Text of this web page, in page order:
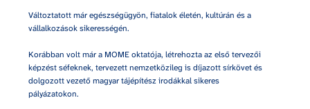
Változtatott már egészségügyön, fiatalok életén, kultúrán és a
vállalkozások sikerességén.
Korábban volt már a MOME oktatója, létrehozta az első tervezői
képzést séfeknek, tervezett nemzetközileg is díjazott sírkövet és
dolgozott vezető magyar tájépítész irodákkal sikeres
pályázatokon.